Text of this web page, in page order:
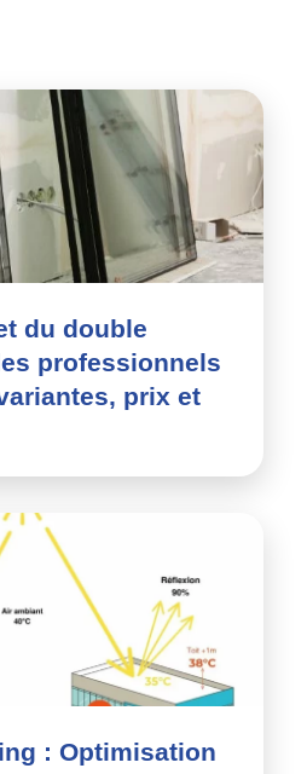
du double
professionnels
prix et
: Optimisation